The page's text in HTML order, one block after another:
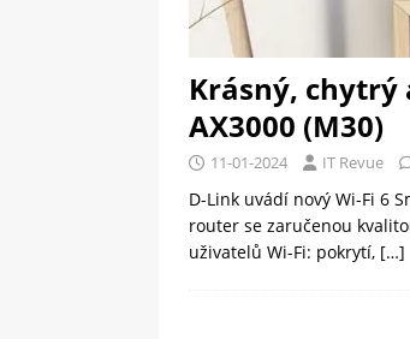
Krásný, chytrý
AX3000 (M30)
11-01-2024 IT Revue
D-Link uvádí nový Wi-Fi 6
router se zaručenou
uživatelů Wi-Fi: pokrytí, […]